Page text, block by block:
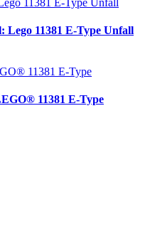
Lego 11381 E-Type Unfall
11381 E-Type